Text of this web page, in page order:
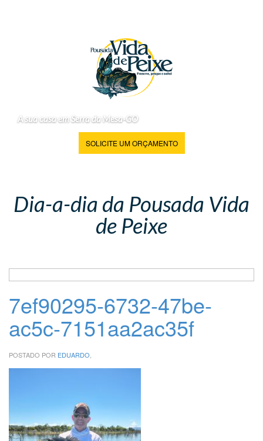
A sua casa em Serra da Mesa-GO
SOLICITE UM ORÇAMENTO
Dia-a-dia da Pousada Vida
de Peixe
7ef90295-6732-47be-
ac5c-7151aa2ac35f
POSTADO POR EDUARDO,